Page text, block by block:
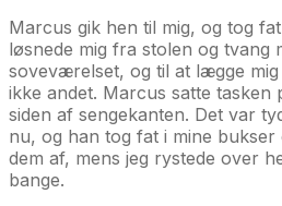
Marcus gik hen til mig, og tog
løsnede mig fra stolen og tvang
soveværelset, og til at lægge
ikke andet. Marcus satte tasken
siden af sengekanten. Det var
nu, og han tog fat i mine
dem af, mens jeg rystede over
bange.